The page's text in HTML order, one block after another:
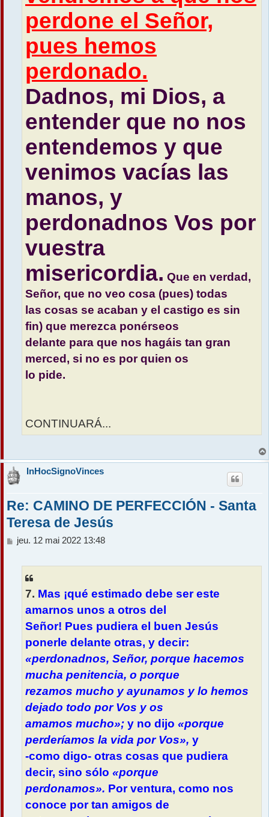
perdone el Señor,
pues hemos
perdonado.
Dadnos, mi Dios, a
entender que no nos
entendemos y que
venimos vacías las
manos, y
perdonadnos Vos por
vuestra
misericordia. Que en verdad,
Señor, que no veo cosa (pues) todas
las cosas se acaban y el castigo es sin
fin) que merezca ponérseos
delante para que nos hagáis tan gran
merced, si no es por quien os
lo pide.
CONTINUARÁ...
InHocSignoVinces
Re: CAMINO DE PERFECCIÓN - Santa
Teresa de Jesús
M
jeu. 12 mai 2022 13:48
7. Mas ¡qué estimado debe ser este
amarnos unos a otros del
Señor! Pues pudiera el buen Jesús
ponerle delante otras, y decir:
«perdonadnos, Señor, porque hacemos
mucha penitencia, o porque
rezamos mucho y ayunamos y lo hemos
dejado todo por Vos y os
amamos mucho»; y no dijo «porque
perderíamos la vida por Vos», y
-como digo- otras cosas que pudiera
decir, sino sólo «porque
perdonamos». Por ventura, como nos
conoce por tan amigos de